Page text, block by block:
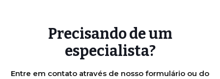
Precisando de um
especialista?
Entre em contato através de nosso formulário ou do